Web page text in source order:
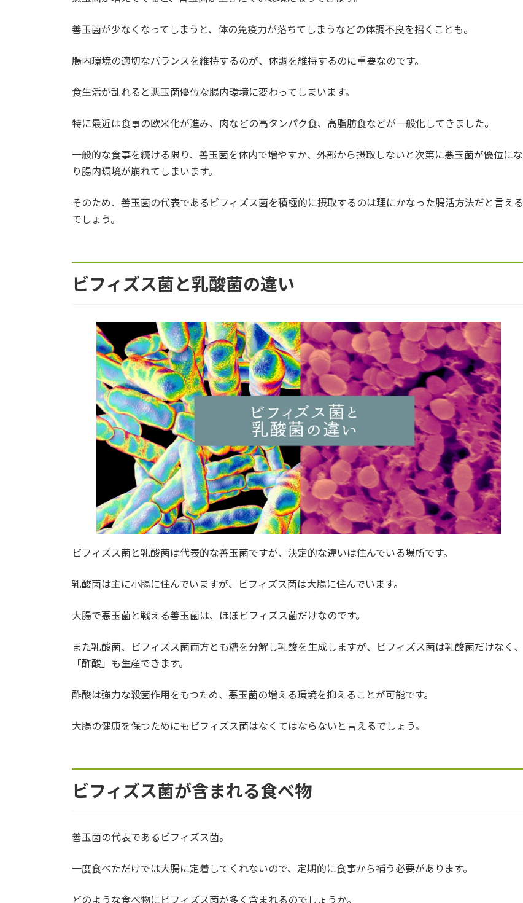
7.1.毎日適量を取り続ける必要がある
8.サプリメントでの摂取がおすすめ
善玉菌が少なくなってしまうと、体の免疫力が落ちてしまうなどの体調不良を招くことも。
腸内環境の適切なバランスを維持するのが、体調を維持するのに重要なのです。
食生活が乱れると悪玉菌優位な腸内環境に変わってしまいます。
特に最近は食事の欧米化が進み、肉などの高タンパク食、高脂肪食などが一般化してきました。
一般的な食事を続ける限り、善玉菌を体内で増やすか、外部から摂取しないと次第に悪玉菌が優位にな
り腸内環境が崩れてしまいます。
そのため、善玉菌の代表であるビフィズス菌を積極的に摂取するのは理にかなった腸活方法だと言える
でしょう。
ビフィズス菌と乳酸菌の違い
ビフィズス菌と乳酸菌は代表的な善玉菌ですが、決定的な違いは住んでいる場所です。
乳酸菌は主に小腸に住んでいますが、ビフィズス菌は大腸に住んでいます。
大腸で悪玉菌と戦える善玉菌は、ほぼビフィズス菌だけなのです。
また乳酸菌、ビフィズス菌両方とも糖を分解し乳酸を生成しますが、ビフィズス菌は乳酸菌だけなく、
「酢酸」も生産できます。
酢酸は強力な殺菌作用をもつため、悪玉菌の増える環境を抑えることが可能です。
大腸の健康を保つためにもビフィズス菌はなくてはならないと言えるでしょう。
ビフィズス菌が含まれる食べ物
善玉菌の代表であるビフィズス菌。
一度食べただけでは大腸に定着してくれないので、定期的に食事から補う必要があります。
どのような食べ物にビフィズス菌が多く含まれるのでしょうか。